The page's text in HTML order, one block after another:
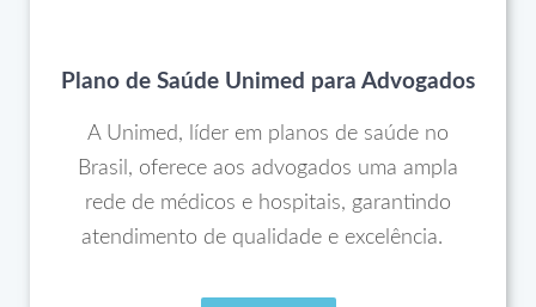
Plano de Saúde Unimed para Advogados
A Unimed, líder em planos de saúde no
Brasil, oferece aos advogados uma ampla
rede de médicos e hospitais, garantindo
atendimento de qualidade e excelência.